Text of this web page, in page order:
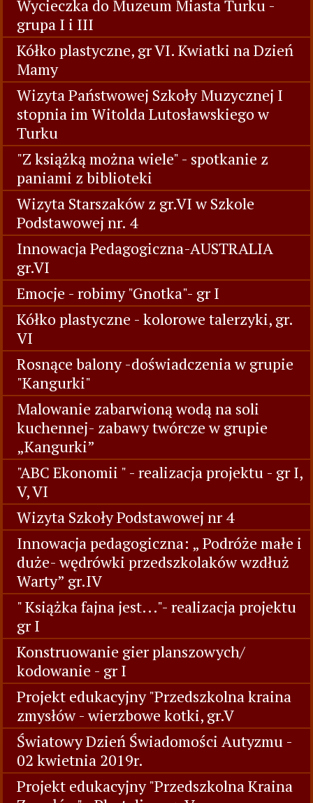
Wycieczka do Muzeum Miasta Turku -
grupa I i III
Kółko plastyczne, gr VI. Kwiatki na Dzień
Mamy
Wizyta Państwowej Szkoły Muzycznej I
stopnia im Witolda Lutosławskiego w
Turku
"Z książką można wiele" - spotkanie z
paniami z biblioteki
Wizyta Starszaków z gr.VI w Szkole
Podstawowej nr. 4
Innowacja Pedagogiczna-AUSTRALIA
gr.VI
Emocje - robimy "Gnotka"- gr I
Kółko plastyczne - kolorowe talerzyki, gr.
VI
Rosnące balony -doświadczenia w grupie
"Kangurki"
Malowanie zabarwioną wodą na soli
kuchennej- zabawy twórcze w grupie
„Kangurki”
"ABC Ekonomii " - realizacja projektu - gr I,
V, VI
Wizyta Szkoły Podstawowej nr 4
Innowacja pedagogiczna: „ Podróże małe i
duże- wędrówki przedszkolaków wzdłuż
Warty” gr.IV
" Książka fajna jest..."- realizacja projektu
gr I
Konstruowanie gier planszowych/
kodowanie - gr I
Projekt edukacyjny "Przedszkolna kraina
zmysłów - wierzbowe kotki, gr.V
Światowy Dzień Świadomości Autyzmu -
02 kwietnia 2019r.
Projekt edukacyjny "Przedszkolna Kraina